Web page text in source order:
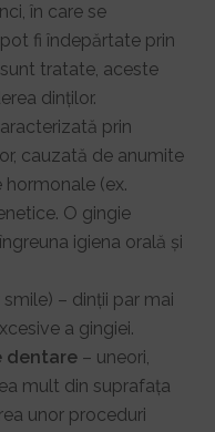
în care se
fi îndepărtate prin
tratate, aceste
dinților.
prin
cauzată de anumite
(ex.
O gingie
igiena orală și
– dinții par mai
a gingiei.
dentare– uneori,
mult din suprafața
unor proceduri